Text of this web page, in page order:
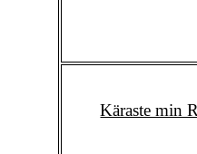
Käraste min